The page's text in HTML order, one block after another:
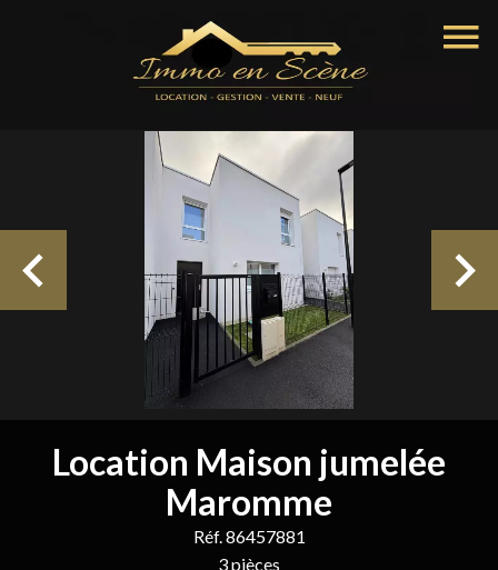
Location Maison jumelée
Maromme
Réf. 86457881
3 pièces